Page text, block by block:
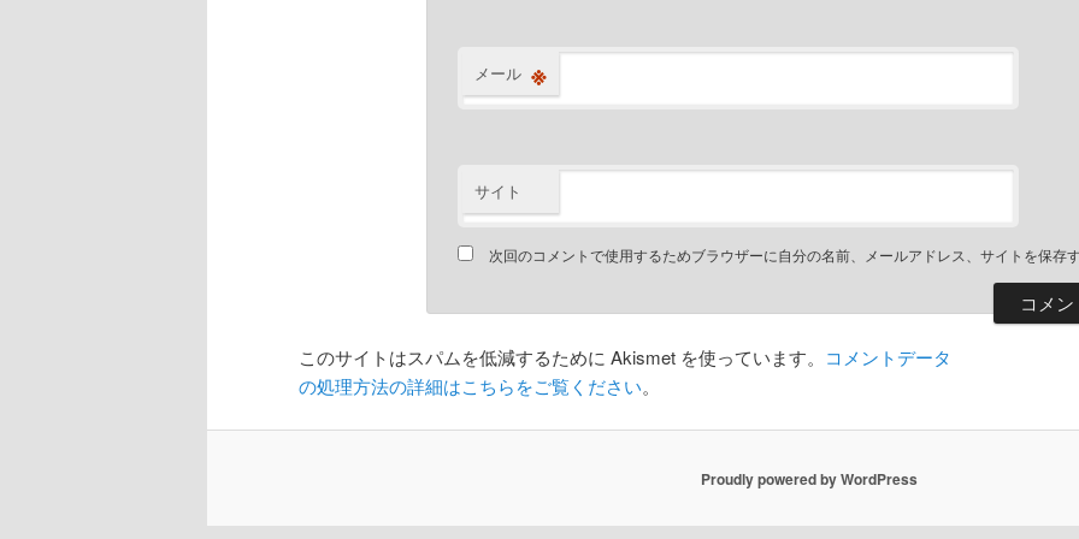
メール ※
サイト
次回のコメントで使用するためブラウザーに自分の名前、メールアドレス、サイトを保存
このサイトはスパムを低減するために Akismet を使っています。 コメントデータ
の処理方法の詳細はこちらをご覧ください。
Proudly powered by WordPress